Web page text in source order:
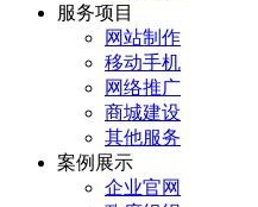
服务项目
网站制作
移动手机
网络推广
商城建设
其他服务
案例展示
企业官网